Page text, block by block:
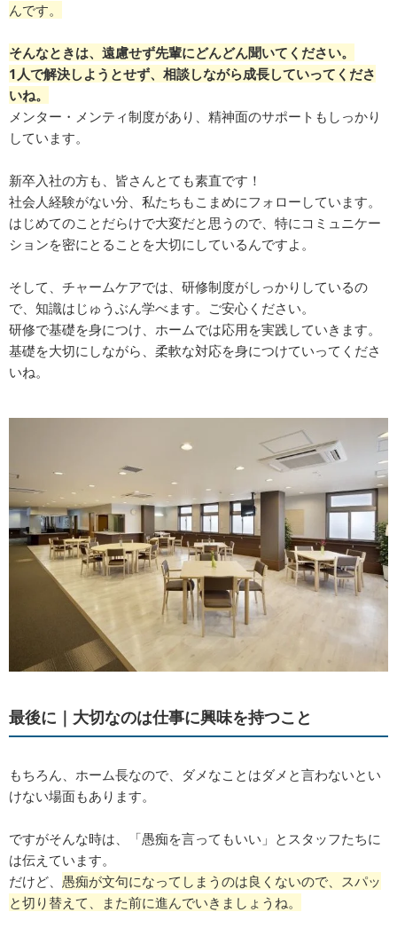
んです。
そんなときは、遠慮せず先輩にどんどん聞いてください。
1人で解決しようとせず、相談しながら成長していってくださ
いね。
メンター・メンティ制度があり、精神面のサポートもしっかり
しています。
新卒入社の方も、皆さんとても素直です！
社会人経験がない分、私たちもこまめにフォローしています。
はじめてのことだらけで大変だと思うので、特にコミュニケー
ションを密にとることを大切にしているんですよ。
そして、チャームケアでは、研修制度がしっかりしているの
で、知識はじゅうぶん学べます。ご安心ください。
研修で基礎を身につけ、ホームでは応用を実践していきます。
基礎を大切にしながら、柔軟な対応を身につけていってくださ
いね。
最後に｜大切なのは仕事に興味を持つこと
もちろん、ホーム長なので、ダメなことはダメと言わないとい
けない場面もあります。
ですがそんな時は、「愚痴を言ってもいい」とスタッフたちに
は伝えています。
だけど、 愚痴が文句になってしまうのは良くないので、 スパッ
と切り替えて、また前に進んでいきましょうね。